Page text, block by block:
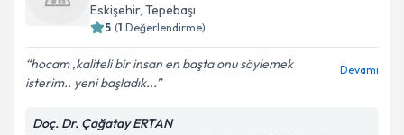
Eskişehir, Tepebaşı
5 (1 Değerlendirme)
hocam ,kaliteli bir insan en başta onu söylemek
isterim.. yeni başladık...
Devamı
Doç. Dr. Çağatay ERTAN